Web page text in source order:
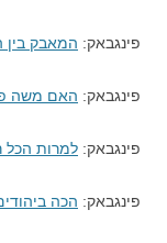
פינגבאק: המאבק בין
פינגבאק: האם משה
פינגבאק: למרות הכל
פינגבאק: הכה